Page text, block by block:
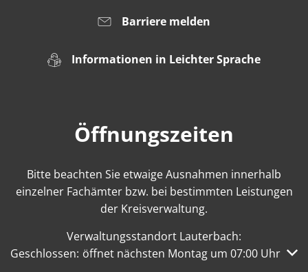
Barriere melden
Informationen in Leichter Sprache
Öffnungszeiten
Bitte beachten Sie etwaige Ausnahmen innerhalb
einzelner Fachämter bzw. bei bestimmten Leistungen
der Kreisverwaltung.
Verwaltungsstandort Lauterbach:
Klicken, um weitere Öffnungs- oder Schließzeiten
Geschlossen: öffnet nächsten Montag um 07:00 Uhr